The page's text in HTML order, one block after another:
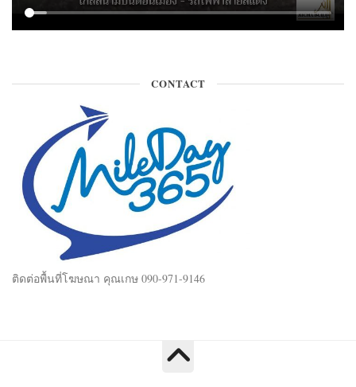
CONTACT
ติดต่อพื้นที่โฆษณา คุณเกษ 090-971-9146